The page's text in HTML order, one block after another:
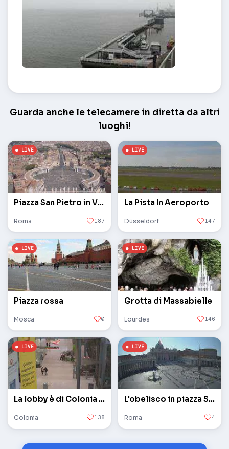
Guarda anche le telecamere in diretta da altri
luoghi!
Piazza San Pietro in Vaticano
Roma 187
La Pista In Aeroporto
Düsseldorf 147
Piazza rossa
Mosca 0
Grotta di Massabielle
Lourdes 146
La lobby è di Colonia / Bonn
Colonia 138
L'obelisco in piazza San Pietro in Vaticano
Roma 4